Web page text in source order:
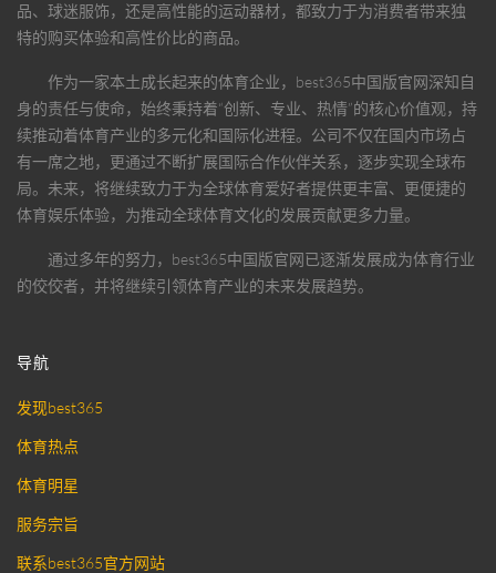
品、球迷服饰，还是高性能的运动器材，都致力于为消费者带来独
特的购买体验和高性价比的商品。
作为一家本土成长起来的体育企业， best365中国版官网深知自
身的责任与使命，始终秉持着“创新、专业、热情”的核心价值观，持
续推动着体育产业的多元化和国际化进程。公司不仅在国内市场占
有一席之地，更通过不断扩展国际合作伙伴关系，逐步实现全球布
局。未来，将继续致力于为全球体育爱好者提供更丰富、更便捷的
体育娱乐体验，为推动全球体育文化的发展贡献更多力量。
通过多年的努力， best365中国版官网已逐渐发展成为体育行业
的佼佼者，并将继续引领体育产业的未来发展趋势。
导航
发现best365
体育热点
体育明星
服务宗旨
联系best365官方网站